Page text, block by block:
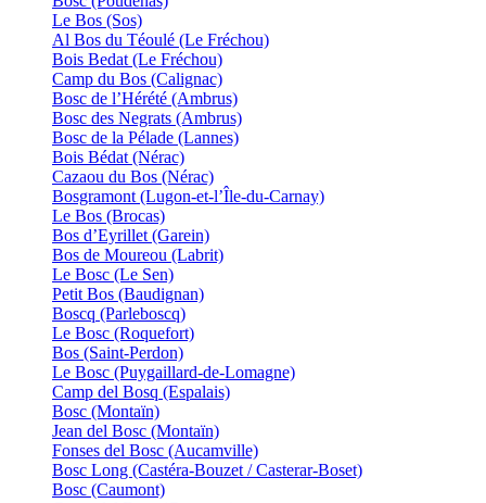
Le Bos (Sos)
Al Bos du Téoulé (Le Fréchou)
Bois Bedat (Le Fréchou)
Camp du Bos (Calignac)
Bosc de l’Hérété (Ambrus)
Bosc des Negrats (Ambrus)
Bosc de la Pélade (Lannes)
Bois Bédat (Nérac)
Cazaou du Bos (Nérac)
Bosgramont (Lugon-et-l’Île-du-Carnay)
Le Bos (Brocas)
Bos d’Eyrillet (Garein)
Bos de Moureou (Labrit)
Le Bosc (Le Sen)
Petit Bos (Baudignan)
Boscq (Parleboscq)
Le Bosc (Roquefort)
Bos (Saint-Perdon)
Le Bosc (Puygaillard-de-Lomagne)
Camp del Bosq (Espalais)
Bosc (Montaïn)
Jean del Bosc (Montaïn)
Fonses del Bosc (Aucamville)
Bosc Long (Castéra-Bouzet / Casterar-Boset)
Bosc (Caumont)